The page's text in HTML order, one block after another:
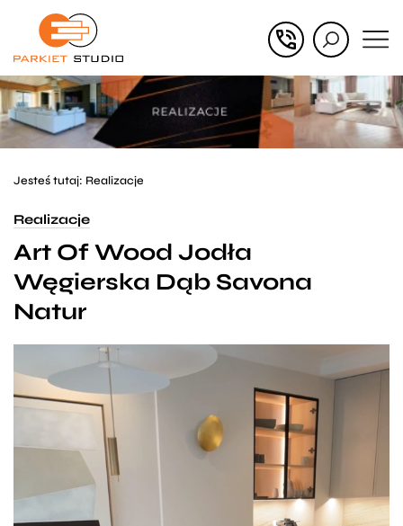
Przejdź
głównego
Przejdź
menu
w
stopce
Jesteś tutaj: Realizacje
Realizacje
Art Of Wood Jodła
Węgierska Dąb Savona
Natur